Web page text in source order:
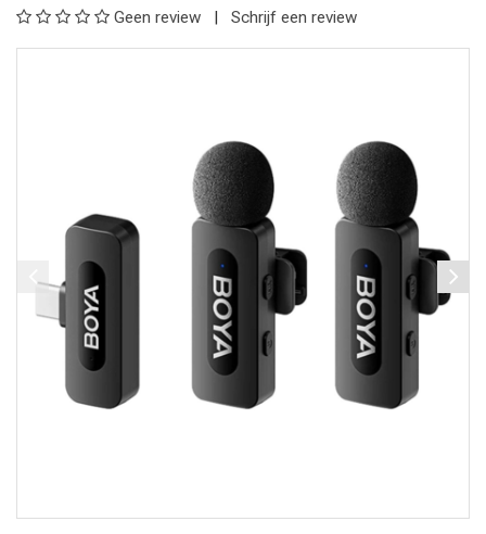
Geen review Schrijf een review